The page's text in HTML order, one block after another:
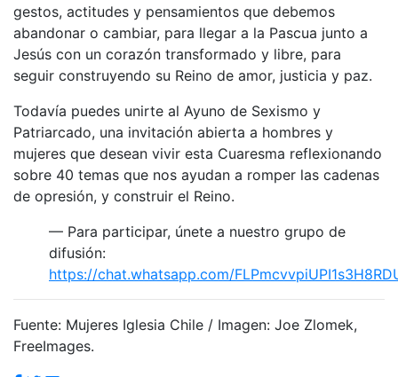
gestos, actitudes y pensamientos que debemos
abandonar o cambiar, para llegar a la Pascua junto a
Jesús con un corazón transformado y libre, para
seguir construyendo su Reino de amor, justicia y paz.
Todavía puedes unirte al Ayuno de Sexismo y
Patriarcado, una invitación abierta a hombres y
mujeres que desean vivir esta Cuaresma reflexionando
sobre 40 temas que nos ayudan a romper las cadenas
de opresión, y construir el Reino.
— Para participar, únete a nuestro grupo de
difusión:
https://chat.whatsapp.com/
Fuente: Mujeres Iglesia Chile / Imagen: Joe Zlomek,
FreeImages.